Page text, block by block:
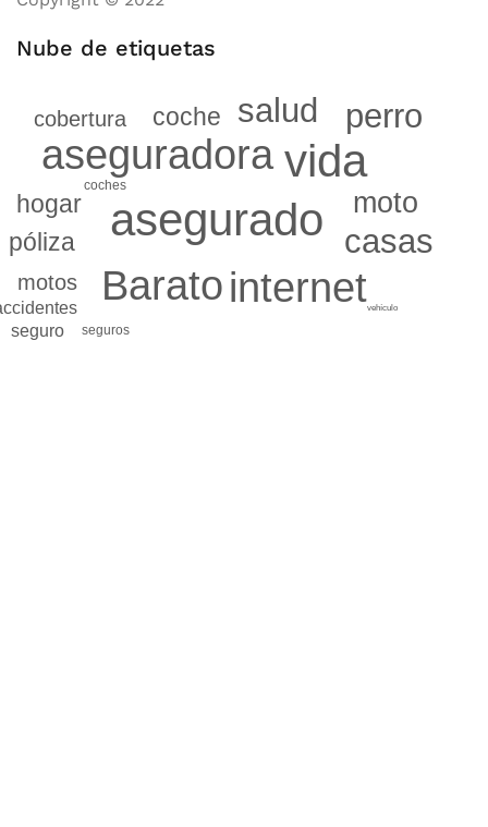
Nube de etiquetas
asegurado
vida
aseguradora
Baratointernet
casas
perro
salud
moto
coche
hogar
póliza
cobertura
motos
seguro
coches
seguros
vehículo